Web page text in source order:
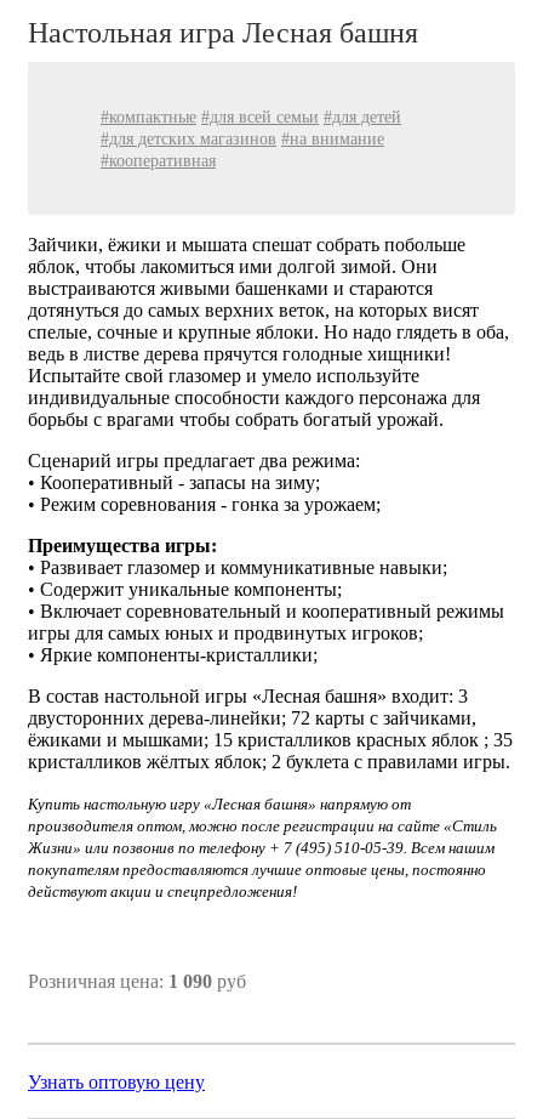
Настольная игра Лесная башня
#компактные #для всей семьи #для детей
#для детских магазинов #на внимание
#кооперативная
Зайчики, ёжики и мышата спешат собрать побольше
яблок, чтобы лакомиться ими долгой зимой. Они
выстраиваются живыми башенками и стараются
дотянуться до самых верхних веток, на которых висят
спелые, сочные и крупные яблоки. Но надо глядеть в оба,
ведь в листве дерева прячутся голодные хищники!
Испытайте свой глазомер и умело используйте
индивидуальные способности каждого персонажа для
борьбы с врагами чтобы собрать богатый урожай.
Сценарий игры предлагает два режима:
• Кооперативный - запасы на зиму;
• Режим соревнования - гонка за урожаем;
Преимущества игры:
• Развивает глазомер и коммуникативные навыки;
• Содержит уникальные компоненты;
• Включает соревновательный и кооперативный режимы
игры для самых юных и продвинутых игроков;
• Яркие компоненты-кристаллики;
В состав настольной игры «Лесная башня» входит: 3
двусторонних дерева-линейки; 72 карты с зайчиками,
ёжиками и мышками; 15 кристалликов красных яблок ; 35
кристалликов жёлтых яблок; 2 буклета с правилами игры.
Купить настольную игру «Лесная башня» напрямую от
производителя оптом, можно после регистрации на сайте «Стиль
Жизни» или позвонив по телефону + 7 (495) 510-05-39. Всем нашим
покупателям предоставляются лучшие оптовые цены, постоянно
действуют акции и спецпредложения!
Розничная цена: 1 090 руб
Узнать оптовую цену